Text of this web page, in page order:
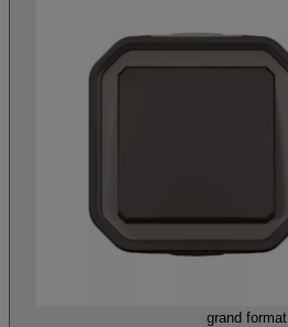
grand format